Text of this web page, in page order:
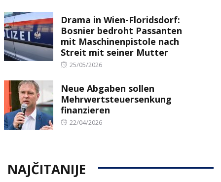
Drama in Wien-Floridsdorf:
Bosnier bedroht Passanten
mit Maschinenpistole nach
Streit mit seiner Mutter
Posted
25/05/2026
Neue Abgaben sollen
Mehrwertsteuersenkung
finanzieren
Posted
22/04/2026
NAJČITANIJE